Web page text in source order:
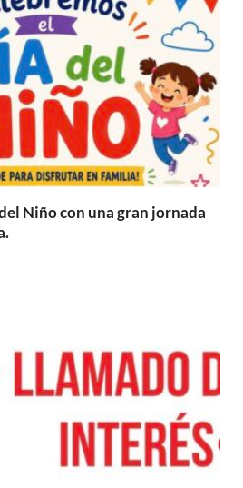
Niño con una gran jornada